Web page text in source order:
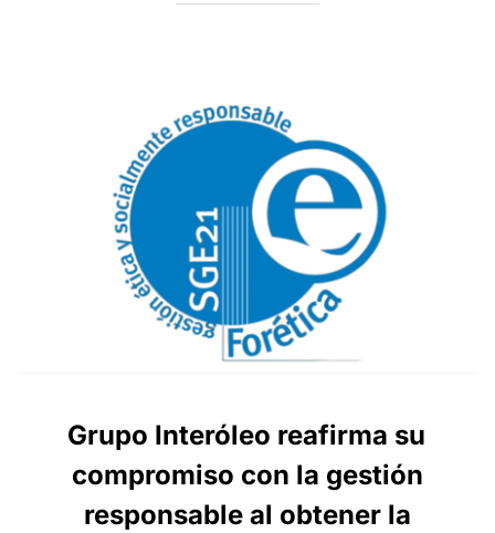
Grupo Interóleo reafirma su
compromiso con la gestión
responsable al obtener la